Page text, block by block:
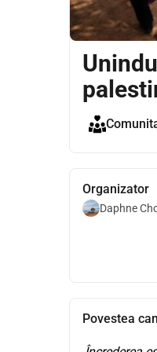
Organizator
Daphne
Povestea